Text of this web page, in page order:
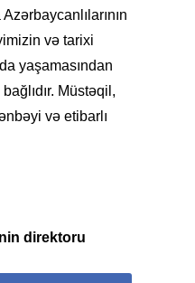
və tarixi
yaşamasından
Müstəqil,
və etibarlı
direktoru